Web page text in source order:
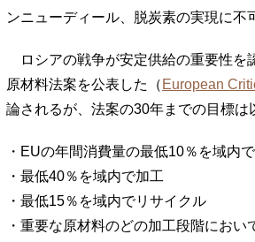
ンニューディール、脱炭素の実現に不
ロシアの戦争が安定供給の重要性を
原材料法案を公表した（ European
論されるが、法案の30年までの目標は
・EUの年間消費量の最低10％を域内
・最低40％を域内で加工
・最低15％を域内でリサイクル
・重要な原材料のどの加工段階にお